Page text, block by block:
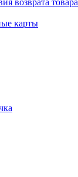
возврата товара
карты